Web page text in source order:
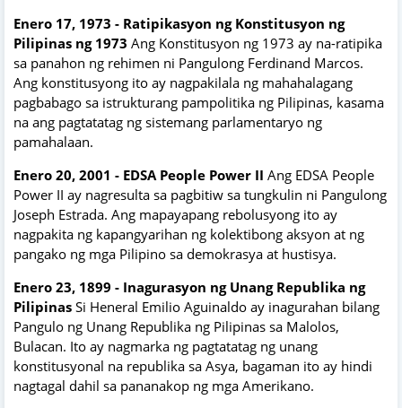
Enero 17, 1973 - Ratipikasyon ng Konstitusyon ng
Pilipinas ng 1973 Ang Konstitusyon ng 1973 ay na-ratipika
sa panahon ng rehimen ni Pangulong Ferdinand Marcos.
Ang konstitusyong ito ay nagpakilala ng mahahalagang
pagbabago sa istrukturang pampolitika ng Pilipinas, kasama
na ang pagtatatag ng sistemang parlamentaryo ng
pamahalaan.
Enero 20, 2001 - EDSA People Power II Ang EDSA People
Power II ay nagresulta sa pagbitiw sa tungkulin ni Pangulong
Joseph Estrada. Ang mapayapang rebolusyong ito ay
nagpakita ng kapangyarihan ng kolektibong aksyon at ng
pangako ng mga Pilipino sa demokrasya at hustisya.
Enero 23, 1899 - Inagurasyon ng Unang Republika ng
Pilipinas Si Heneral Emilio Aguinaldo ay inagurahan bilang
Pangulo ng Unang Republika ng Pilipinas sa Malolos,
Bulacan. Ito ay nagmarka ng pagtatatag ng unang
konstitusyonal na republika sa Asya, bagaman ito ay hindi
nagtagal dahil sa pananakop ng mga Amerikano.